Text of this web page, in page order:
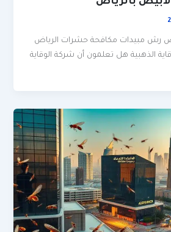
رش مبيدات مكافحة حشرات الرياض
الذهبية هل تعلمون أن شركة الوقاية